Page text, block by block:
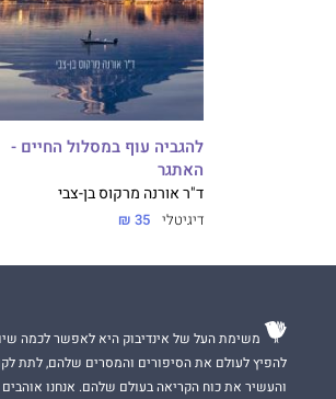
להגביה עוף במסלול החיים -
האתגר
ד"ר אורנה מרקוס בן-צבי
דיגיטלי 35 ₪
משימת העל של אינדיבוק היא לאפשר לכמה
להפיץ לעולם את הסיפורים והמסרים שלהם, לתת
והעשיר את כוח הקריאה בעולם שלהם. אנחנו